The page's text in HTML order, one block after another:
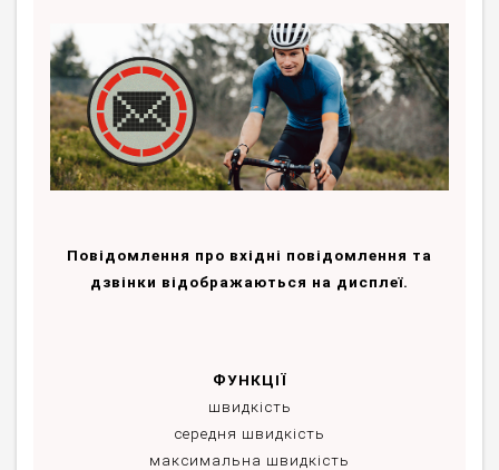
Повідомлення про вхідні повідомлення та
дзвінки відображаються на дисплеї.
ФУНКЦІЇ
швидкість
середня швидкість
максимальна швидкість